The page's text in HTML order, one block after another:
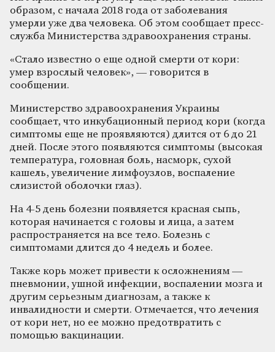
образом, с начала 2018 года от заболевания
умерли уже два человека. Об этом сообщает пресс-
служба Министерства здравоохранения страны.
«Стало известно о еще одной смерти от кори:
умер взрослый человек», — говорится в
сообщении.
Министерство здравоохранения Украины
сообщает, что инкубационный период кори (когда
симптомы еще не проявляются) длится от 6 до 21
дней. После этого появляются симптомы (высокая
температура, головная боль, насморк, сухой
кашель, увеличение лимфоузлов, воспаление
слизистой оболочки глаз).
На 4-5 день болезни появляется красная сыпь,
которая начинается с головы и лица, а затем
распространяется на все тело. Болезнь с
симптомами длится до 4 недель и более.
Также корь может привести к осложнениям —
пневмонии, ушной инфекции, воспалении мозга и
другим серьезным диагнозам, а также к
инвалидности и смерти. Отмечается, что лечения
от кори нет, но ее можно предотвратить с
помощью вакцинации.